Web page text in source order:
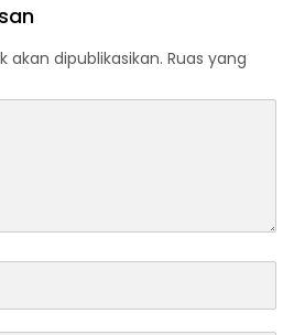
akan dipublikasikan. Ruas yang